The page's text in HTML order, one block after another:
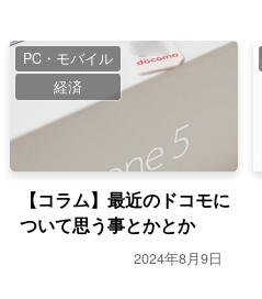
PC・モバイル
経済
【コラム】最近のドコモに
ついて思う事とかとか
2024年8月9日